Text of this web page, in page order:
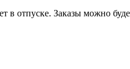
в отпуске. Заказы можно